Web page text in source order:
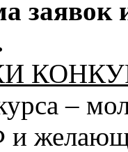
заявок
–
и